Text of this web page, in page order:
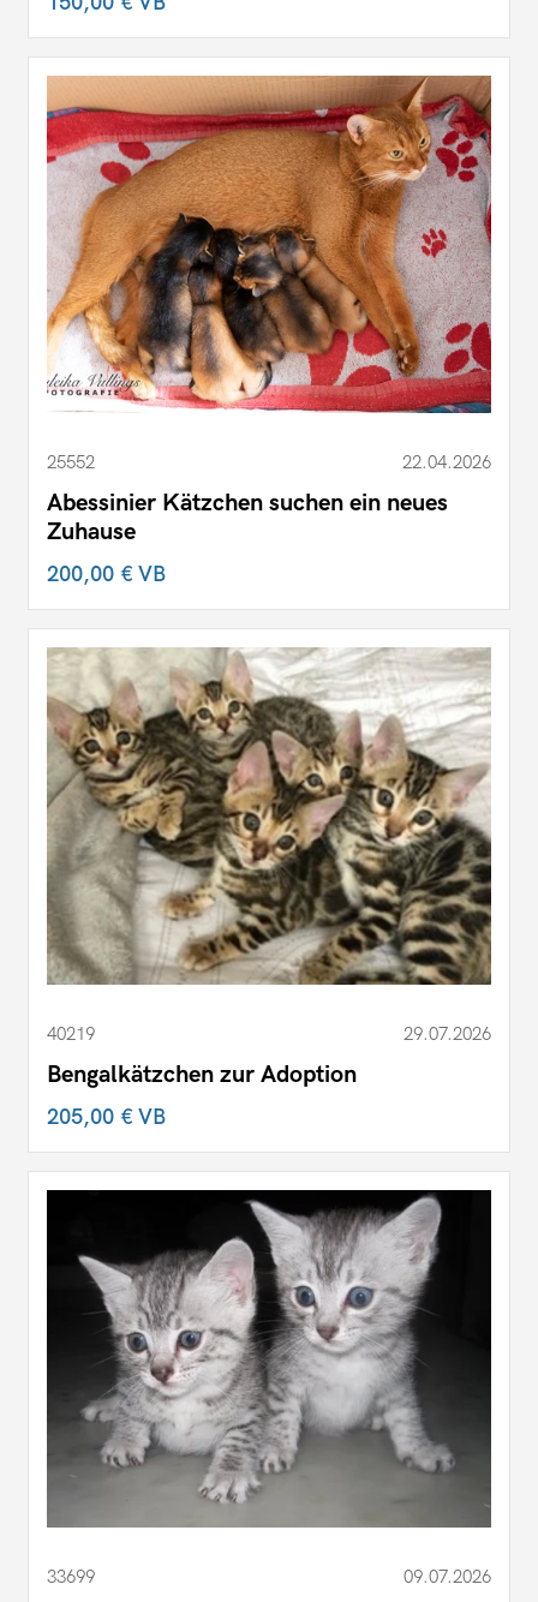
25552 22.04.2026
Abessinier Kätzchen suchen ein neues
Zuhause
200,00 €VB
40219 29.07.2026
Bengalkätzchen zur Adoption
205,00 €VB
33699 09.07.2026